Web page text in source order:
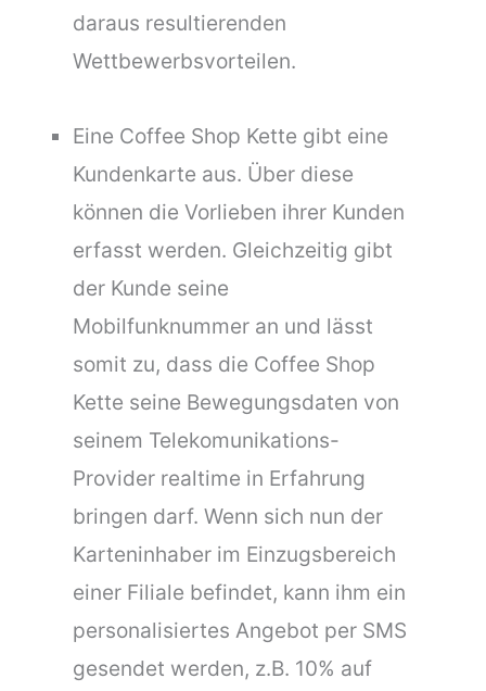
daraus resultierenden
Wettbewerbsvorteilen.
Eine Coffee Shop Kette gibt eine
Kundenkarte aus. Über diese
können die Vorlieben ihrer Kunden
erfasst werden. Gleichzeitig gibt
der Kunde seine
Mobilfunknummer an und lässt
somit zu, dass die Coffee Shop
Kette seine Bewegungsdaten von
seinem Telekomunikations-
Provider realtime in Erfahrung
bringen darf. Wenn sich nun der
Karteninhaber im Einzugsbereich
einer Filiale befindet, kann ihm ein
personalisiertes Angebot per SMS
gesendet werden, z.B. 10% auf